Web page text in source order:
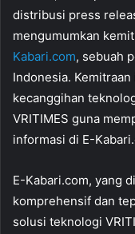
distribusi press
mengumumkan
Kabari.com, sebuah
Indonesia.
kecanggihan
VRITIMES guna
informasi di E-
E-Kabari.com, yang
komprehensif dan
solusi teknologi